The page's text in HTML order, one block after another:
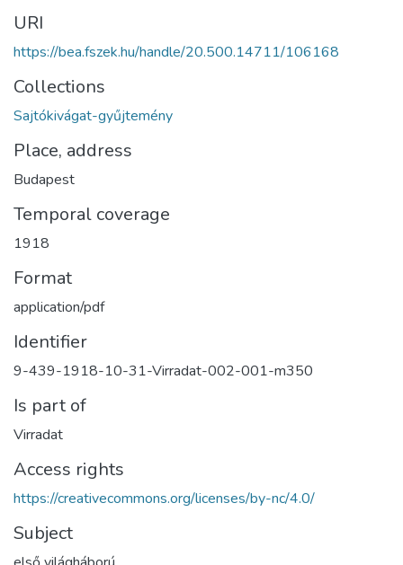
URI
https://bea.fszek.hu/handle/20.500.14711/106168
Collections
Sajtókivágat-gyűjtemény
Place, address
Budapest
Temporal coverage
1918
Format
application/pdf
Identifier
9-439-1918-10-31-Virradat-002-001-m350
Is part of
Virradat
Access rights
https://creativecommons.org/licenses/by-nc/4.0/
Subject